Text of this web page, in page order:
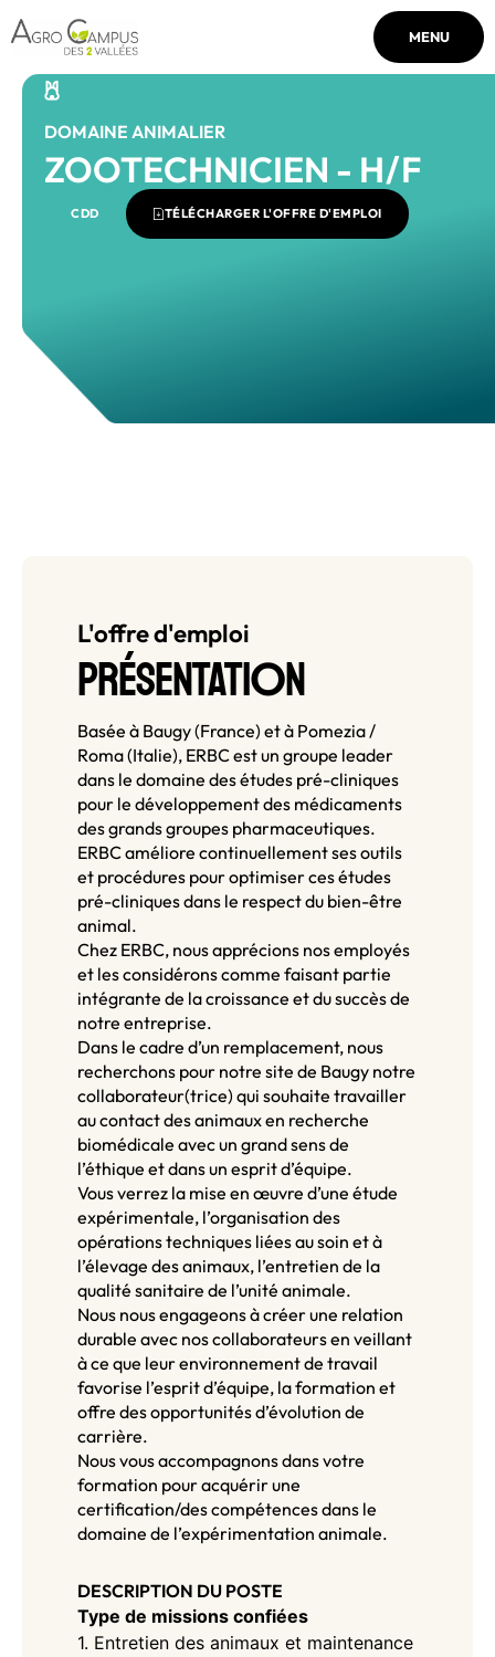
MENU
DOMAINE ANIMALIER
ZOOTECHNICIEN - H/F
CDD TÉLÉCHARGER L'OFFRE D'EMPLOI
L'offre d'emploi
PRÉSENTATION
Basée à Baugy (France) et à Pomezia /
Roma (Italie), ERBC est un groupe leader
dans le domaine des études pré-cliniques
pour le développement des médicaments
des grands groupes pharmaceutiques.
ERBC améliore continuellement ses outils
et procédures pour optimiser ces études
pré-cliniques dans le respect du bien-être
animal.
Chez ERBC, nous apprécions nos employés
et les considérons comme faisant partie
intégrante de la croissance et du succès de
notre entreprise.
Dans le cadre d’un remplacement, nous
recherchons pour notre site de Baugy notre
collaborateur(trice) qui souhaite travailler
au contact des animaux en recherche
biomédicale avec un grand sens de
l’éthique et dans un esprit d’équipe.
Vous verrez la mise en œuvre d’une étude
expérimentale, l’organisation des
opérations techniques liées au soin et à
l’élevage des animaux, l’entretien de la
qualité sanitaire de l’unité animale.
Nous nous engageons à créer une relation
durable avec nos collaborateurs en veillant
à ce que leur environnement de travail
favorise l’esprit d’équipe, la formation et
offre des opportunités d’évolution de
carrière.
Nous vous accompagnons dans votre
formation pour acquérir une
certification/des compétences dans le
domaine de l’expérimentation animale.
DESCRIPTION DU POSTE
Type de missions confiées
1. Entretien des animaux et maintenance